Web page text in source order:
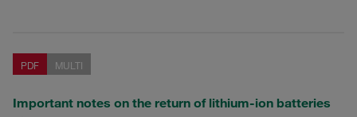
PDF MULTI
Important notes on the return of lithium-ion batteries